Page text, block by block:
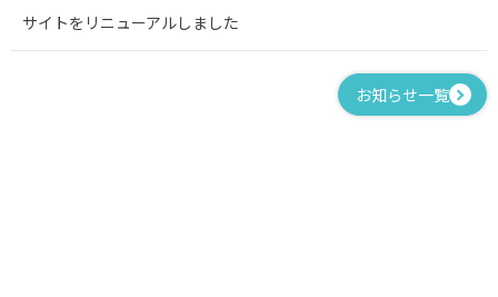
サイトをリニューアルしました
お知らせ一覧